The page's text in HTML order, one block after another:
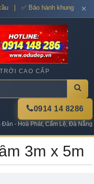
cầu | ✅ Bảo hành khung ✕
CAO CẤP
0914 14 8286
- Hoà Phát, Cẩm Lệ, Đà Nẵng
3m x 5m